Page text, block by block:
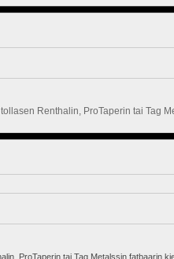
Renthalin, ProTaperin tai Tag
ProTaperin tai Tag Metalssin fatbaarin